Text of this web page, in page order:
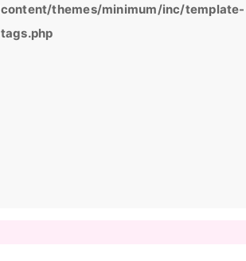
content/themes/minimum/inc/template-
tags.php